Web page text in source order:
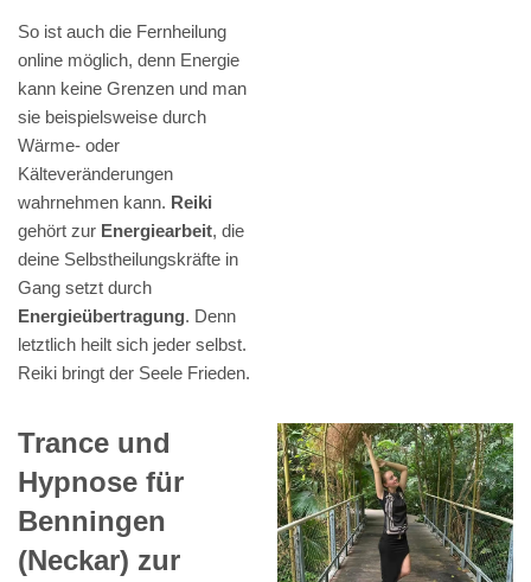
So ist auch die Fernheilung
online möglich, denn Energie
kann keine Grenzen und man
sie beispielsweise durch
Wärme- oder
Kälteveränderungen
wahrnehmen kann. Reiki
gehört zur Energiearbeit, die
deine Selbstheilungskräfte in
Gang setzt durch
Energieübertragung. Denn
letztlich heilt sich jeder selbst.
Reiki bringt der Seele Frieden.
Trance und
Hypnose für
Benningen
(Neckar) zur